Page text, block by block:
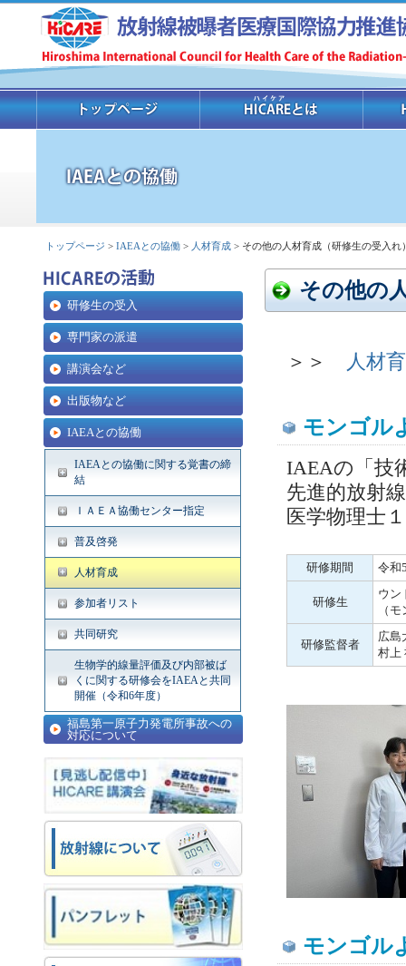
トップページ > IAEAとの協働 > 人材育成 > その他の人材育成（研修生の受入れ
研修生の受入
専門家の派遣
講演会など
出版物など
IAEAとの協働
IAEAとの協働に関する覚書の締
結
ＩＡＥＡ協働センター指定
普及啓発
人材育成
参加者リスト
共同研究
生物学的線量評価及び内部被ば
くに関する研修会をIAEAと共同
開催（令和6年度）
福島第一原子力発電所事故への
対応について
その他の
＞＞ 人材
モンゴル
IAEAの「技
先進的放射
医学物理士
研修期間 令和
研修生
ウ
（
研修監督者
広島
村
モンゴル